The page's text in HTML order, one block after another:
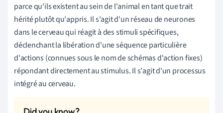
parce qu'ils existent au sein de l'animal en tant que trait
hérité plutôt qu'appris. Il s'agit d'un réseau de neurones
dans le cerveau qui réagit à des stimuli spécifiques,
déclenchant la libération d'une séquence particulière
d'actions (connues sous le nom de schémas d'action fixes)
répondant directement au stimulus. Il s'agit d'un processus
intégré au cerveau.